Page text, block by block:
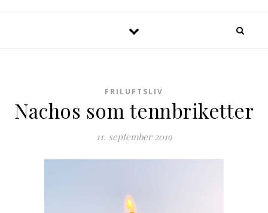
FRILUFTSLIV
Nachos som tennbriketter
11. september 2019